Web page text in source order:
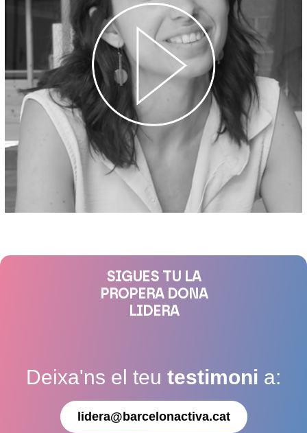
SIGUES TU LA
PROPERA DONA
LIDERA
Deixa'ns el teu testimoni a:
lidera@barcelonactiva.cat